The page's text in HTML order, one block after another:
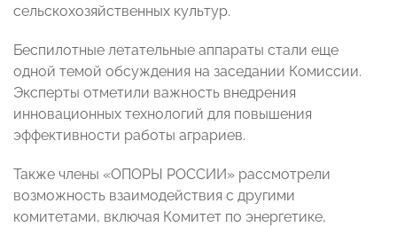
сельскохозяйственных культур.
Беспилотные летательные аппараты стали еще
одной темой обсуждения на заседании Комиссии.
Эксперты отметили важность внедрения
инновационных технологий для повышения
эффективности работы аграриев.
Также члены «ОПОРЫ РОССИИ» рассмотрели
возможность взаимодействия с другими
комитетами, включая Комитет по энергетике,